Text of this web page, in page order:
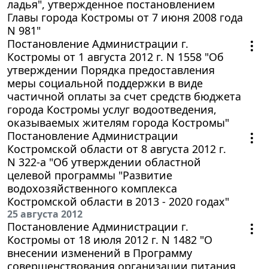
ладья", утвержденное постановлением
Главы города Костромы от 7 июня 2008 года
N 981"
Постановление Администрации г.
Костромы от 1 августа 2012 г. N 1558 "Об
утверждении Порядка предоставления
меры социальной поддержки в виде
частичной оплаты за счет средств бюджета
города Костромы услуг водоотведения,
оказываемых жителям города Костромы"
Постановление Администрации
Костромской области от 8 августа 2012 г.
N 322-а "Об утверждении областной
целевой программы "Развитие
водохозяйственного комплекса
Костромской области в 2013 - 2020 годах"
25 августа 2012
Постановление Администрации г.
Костромы от 18 июля 2012 г. N 1482 "О
внесении изменений в Программу
совершенствования организации питания